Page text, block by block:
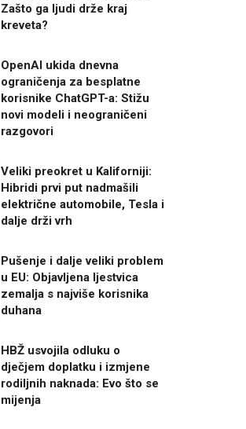
Zašto ga ljudi drže kraj
kreveta?
OpenAI ukida dnevna
ograničenja za besplatne
korisnike ChatGPT-a: Stižu
novi modeli i neograničeni
razgovori
Veliki preokret u Kaliforniji:
Hibridi prvi put nadmašili
električne automobile, Tesla i
dalje drži vrh
Pušenje i dalje veliki problem
u EU: Objavljena ljestvica
zemalja s najviše korisnika
duhana
HBŽ usvojila odluku o
dječjem doplatku i izmjene
rodiljnih naknada: Evo što se
mijenja